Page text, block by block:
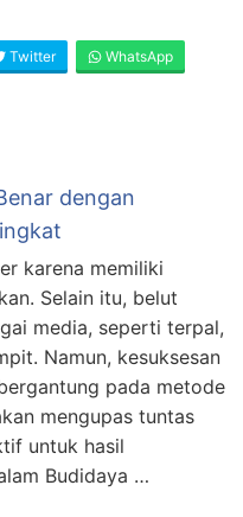
Twitter WhatsApp
dengan
karena memiliki
Selain itu, belut
media, seperti terpal,
Namun, kesuksesan
pada metode
mengupas tuntas
untuk hasil
Budidaya …